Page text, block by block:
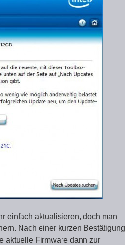
einfach aktualisieren, doch man
Nach einer kurzen Bestätigung
aktuelle Firmware dann zur